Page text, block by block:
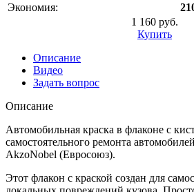
Экономия:
1 160 руб.
Купить
Описание
Видео
Задать вопрос
Описание
Автомобильная краска в флаконе с
самостоятельного ремонта
AkzoNobel (Евросоюз).
Этот флакон с краской создан для